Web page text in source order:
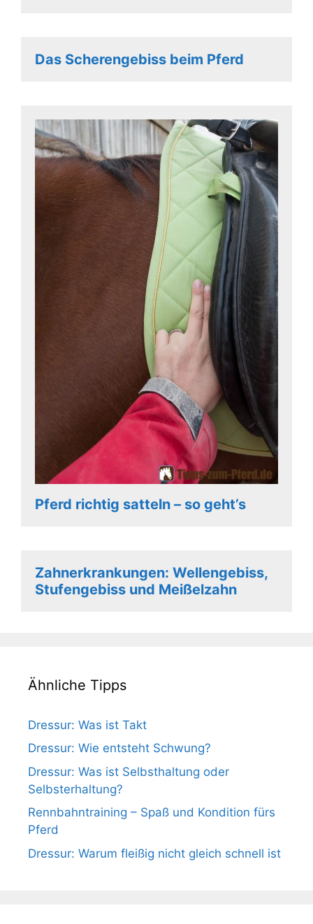
Das Scherengebiss beim Pferd
Pferd richtig satteln – so geht’s
Zahnerkrankungen: Wellengebiss,
Stufengebiss und Meißelzahn
Ähnliche Tipps
Dressur: Was ist Takt
Dressur: Wie entsteht Schwung?
Dressur: Was ist Selbsthaltung oder
Selbsterhaltung?
Rennbahntraining – Spaß und Kondition fürs
Pferd
Dressur: Warum fleißig nicht gleich schnell ist